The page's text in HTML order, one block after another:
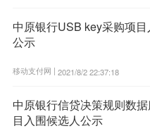
中原银行USB key采购项
公示
移动支付网 | 2021/8/2 22:37:18
中原银行信贷决策规则数
目入围候选人公示